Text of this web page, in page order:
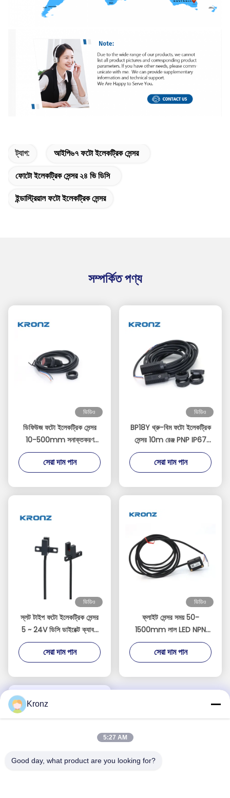
ট্যাগ:
আইপি৬৭ ফটো ইলেকট্রিক সেন্সর
ফোটো ইলেকট্রিক সেন্সর ২৪ ভি ডিসি
ইন্ডাস্ট্রিয়াল ফটো ইলেকট্রিক সেন্সর
সম্পর্কিত পণ্য
ভিডিও
ডিফিউজ ফটো ইলেকট্রিক সেন্সর
10-500mm সনাক্তকরণ
NPN/PNP আউটপুট 24V
100mA লাল আলো 635nm
সেরা দাম পান
ভিডিও
BP18Y থ্রু-বিম ফটো ইলেকট্রিক
সেন্সর 10m রেঞ্জ PNP IP67
কঠোর পরিবেশের জন্য রেট
সেরা দাম পান
ভিডিও
স্লট টাইপ ফটো ইলেকট্রিক সেন্সর
5 ~ 24V ডিসি ডাইরেক্ট ক্যাবল
আউটপুট টাইপ NPN BSM-
T45N সূচক লাল LED IP67
সেরা দাম পান
ভিডিও
ফ্লাইট সেন্সর সময় 50-
1500mm লাল LED NPN
প্রতিফলিত IP65 টাইপ সনাক্ত
TOF সেন্সর
সেরা দাম পান
Kronz
5:27 AM
Good day, what product are you looking for?